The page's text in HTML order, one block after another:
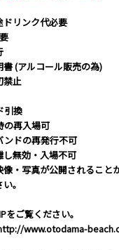
リンク代必要
(アルコール販売の為)
止
引換
再入場可
ドの再発行不可
無効・入場不可
・写真が公開されること
。
をご覧ください。
http://www.otodama-